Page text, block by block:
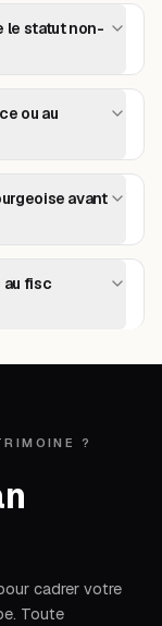
le statut non-
ou au
avant
au fisc
?
cadrer votre
Toute